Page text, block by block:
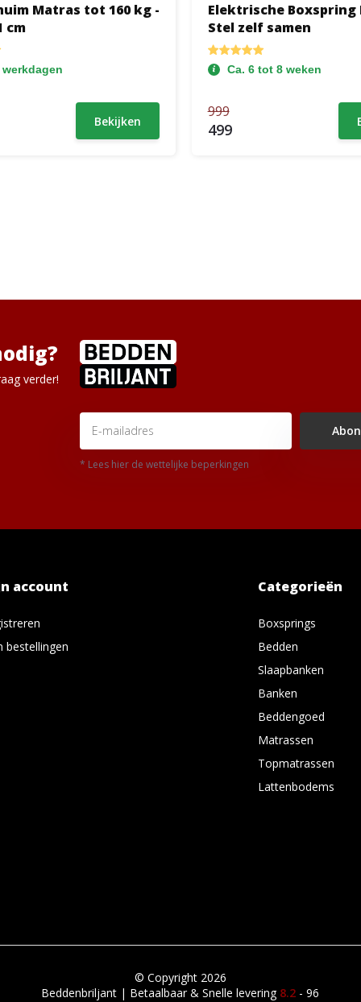
Matras tot 160 kg -
cm
Bekijken
Elektrische Boxspring
Stel zelf samen
Ca. 6 tot 8 weken
999
499
verder!
* Lees hier de wettelijke beperkingen
account
bestellingen
Categorieën
Boxsprings
Bedden
Slaapbanken
Banken
Beddengoed
Matrassen
Topmatrassen
Lattenbodems
© Copyright 2026
Beddenbriljant | Betaalbaar & Snelle levering 8.2 - 96